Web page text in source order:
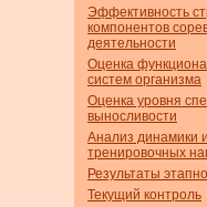
Эффективность
компонентов
деятельности
Оценка
систем организма
Оценка уровня
выносливости
Анализ динамики
тренировочных
Результаты
Текущий контроль